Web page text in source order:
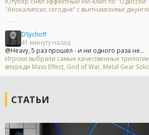
"Апокалипсис сегодня" с вьетнамскими
DSychoff
41 минуту назад
@Heavy, 5 раз прошёл - и ни одного раза не...
Игроки выбрали самые качественные
впереди Mass Effect, God of War, Metal Gear
СТАТЬИ